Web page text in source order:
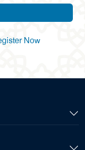
Now